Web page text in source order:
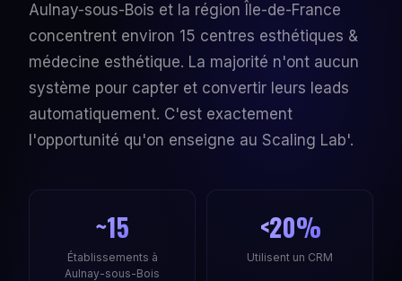
Aulnay-sous-Bois et la région Île-de-France
concentrent environ 15 centres esthétiques &
médecine esthétique. La majorité n'ont aucun
système pour capter et convertir leurs leads
automatiquement. C'est exactement
l'opportunité qu'on enseigne au Scaling Lab'.
~15
Établissements à
Aulnay-sous-Bois
<20%
Utilisent un CRM